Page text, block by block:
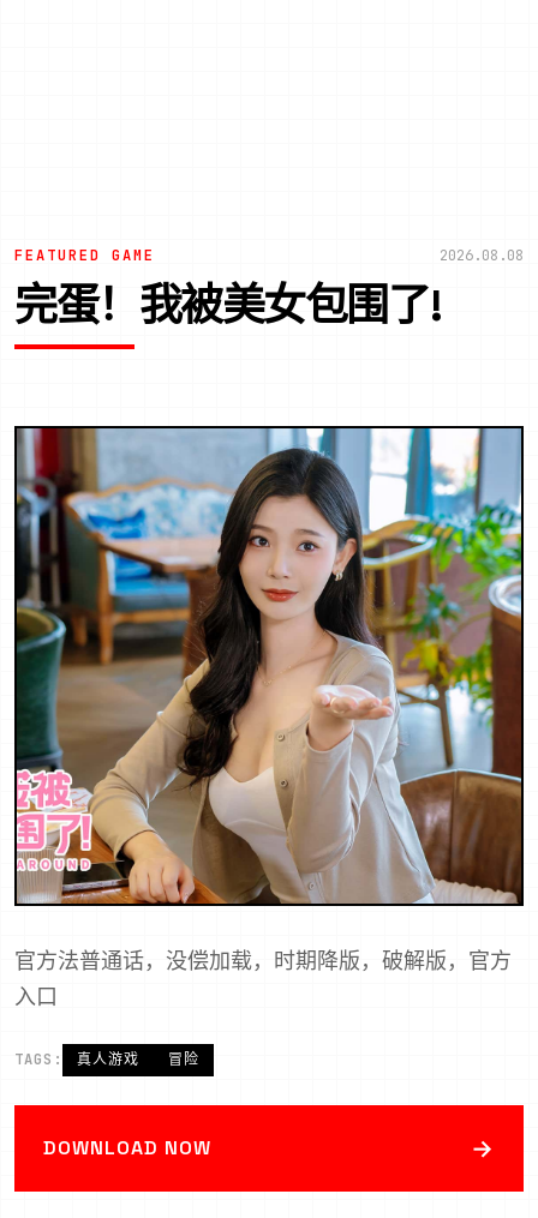
FEATURED GAME 2026.08.08
完蛋！我被美女包围了!
官方法普通话，没偿加载，时期降版，破解版，官方
入口
TAGS: 真人游戏 冒险
DOWNLOAD NOW →